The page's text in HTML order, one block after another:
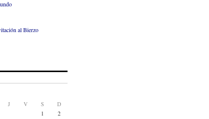
al Bierzo
J V S D
1
2